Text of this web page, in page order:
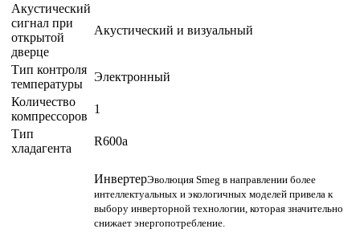
Акустический
сигнал при
открытой
дверце
Акустический и визуальный
Тип контроля
температуры
Электронный
Количество
компрессоров
1
Тип
хладагента
R600a
ИнвертерЭволюция Smeg в направлении более
интеллектуальных и экологичных моделей привела к
выбору инверторной технологии, которая значительно
снижает энергопотребление.